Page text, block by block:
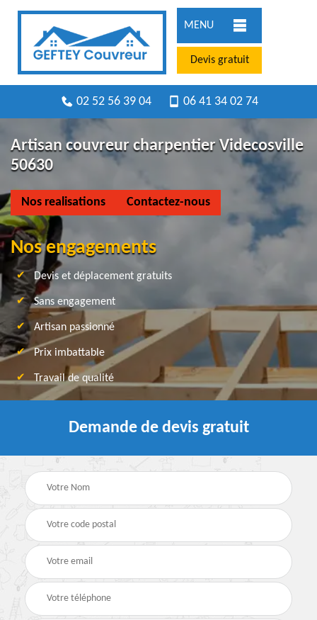
MENU
Devis gratuit
02 52 56 39 04 06 41 34 02 74
Artisan couvreur charpentier Videcosville
50630
Nos realisations Contactez-nous
Nos engagements
Devis et déplacement gratuits
Sans engagement
Artisan passionné
Prix imbattable
Travail de qualité
Demande de devis gratuit